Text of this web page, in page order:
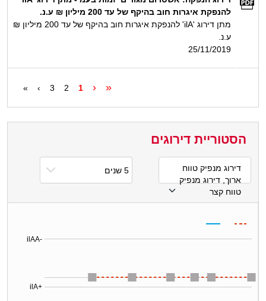
להנפקת איגרות חוב בהיקף של עד 200 מיליון ₪ ע.נ.
מתן דירוג 'ilA' להנפקת איגרות חוב בהיקף של עד 200 מיליון ₪
ע.נ.
25/11/2019
«
‹
1
2
3
›
»
הסטוריית דירוגים
דירוג מנפיק טווח
ארוך, דירוג מנפיק
טווח קצר
ilA+
ilAA-